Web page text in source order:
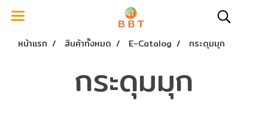
หน้าแรก สินค้าทั้งหมด E-Catalog กระดุมมุก
กระดุมมุก